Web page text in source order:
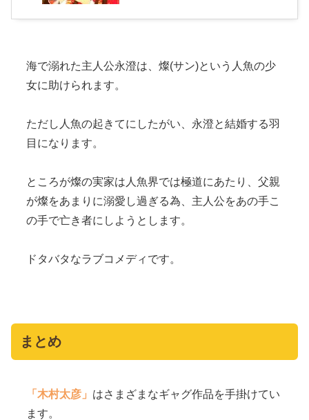
海で溺れた主人公永澄は、燦(サン)という人魚の少
女に助けられます。
ただし人魚の起きてにしたがい、永澄と結婚する羽
目になります。
ところが燦の実家は人魚界では極道にあたり、父親
が燦をあまりに溺愛し過ぎる為、主人公をあの手こ
の手で亡き者にしようとします。
ドタバタなラブコメディです。
まとめ
「木村太彦」 はさまざまなギャグ作品を手掛けてい
ます。